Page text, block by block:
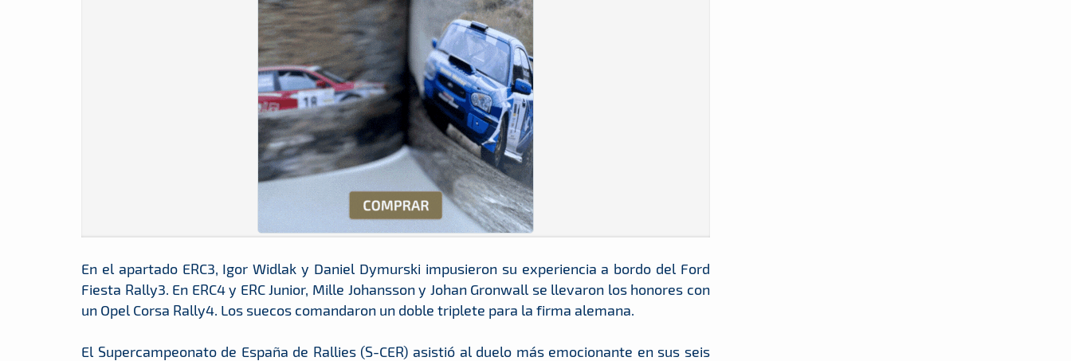
En el apartado ERC3, Igor Widlak y Daniel Dymurski impusieron su experiencia a bordo del Ford
Fiesta Rally3. En ERC4 y ERC Junior, Mille Johansson y Johan Gronwall se llevaron los honores con
un Opel Corsa Rally4. Los suecos comandaron un doble triplete para la firma alemana.
El Supercampeonato de España de Rallies (S-CER) asistió al duelo más emocionante en sus seis